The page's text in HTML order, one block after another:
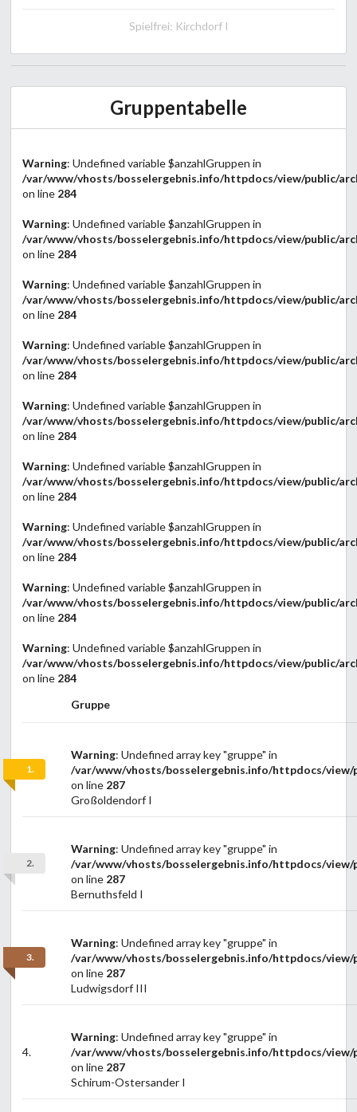
Spielfrei: Kirchdorf I
Gruppentabelle
Warning: Undefined variable $anzahlGruppen in
/var/www/vhosts/bosselergebnis.info/httpdocs/view/public/
on line 284
Warning: Undefined variable $anzahlGruppen in
/var/www/vhosts/bosselergebnis.info/httpdocs/view/public/
on line 284
Warning: Undefined variable $anzahlGruppen in
/var/www/vhosts/bosselergebnis.info/httpdocs/view/public/
on line 284
Warning: Undefined variable $anzahlGruppen in
/var/www/vhosts/bosselergebnis.info/httpdocs/view/public/
on line 284
Warning: Undefined variable $anzahlGruppen in
/var/www/vhosts/bosselergebnis.info/httpdocs/view/public/
on line 284
Warning: Undefined variable $anzahlGruppen in
/var/www/vhosts/bosselergebnis.info/httpdocs/view/public/
on line 284
Warning: Undefined variable $anzahlGruppen in
/var/www/vhosts/bosselergebnis.info/httpdocs/view/public/
on line 284
Warning: Undefined variable $anzahlGruppen in
/var/www/vhosts/bosselergebnis.info/httpdocs/view/public/
on line 284
Warning: Undefined variable $anzahlGruppen in
/var/www/vhosts/bosselergebnis.info/httpdocs/view/public/
on line 284
Gruppe
1.
Warning: Undefined array key "gruppe" in
/var/www/vhosts/bosselergebnis.info/httpdocs/view/
on line 287
Großoldendorf I
2.
Warning: Undefined array key "gruppe" in
/var/www/vhosts/bosselergebnis.info/httpdocs/view/
on line 287
Bernuthsfeld I
3.
Warning: Undefined array key "gruppe" in
/var/www/vhosts/bosselergebnis.info/httpdocs/view/
on line 287
Ludwigsdorf III
4.
Warning: Undefined array key "gruppe" in
/var/www/vhosts/bosselergebnis.info/httpdocs/view/
on line 287
Schirum-Ostersander I